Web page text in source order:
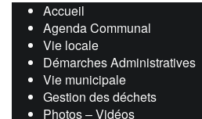
Accueil
Agenda Communal
Vie locale
Démarches Administratives
Vie municipale
Gestion des déchets
Photos – Vidéos